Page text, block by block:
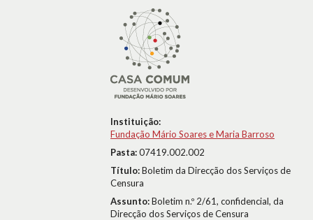
Instituição:
Fundação Mário Soares e Maria Barroso
Pasta:07419.002.002
Título:Boletim da Direcção dos Serviços de
Censura
Assunto:Boletim n.º 2/61, confidencial, da
Direcção dos Serviços de Censura